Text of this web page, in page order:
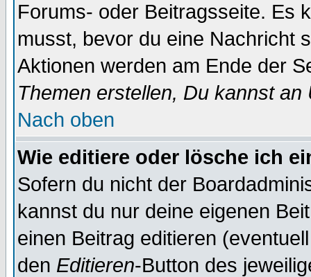
Forums- oder Beitragsseite. Es
musst, bevor du eine Nachricht
Aktionen werden am Ende der
Themen erstellen, Du kannst
Nach oben
Wie editiere oder lösche ich
Sofern du nicht der
kannst du nur deine eigenen
einen Beitrag editieren
den Editieren-Button des